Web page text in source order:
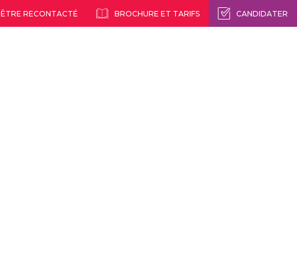
ÊTRE RECONTACTÉ BROCHURE ET TARIFS CANDIDATER